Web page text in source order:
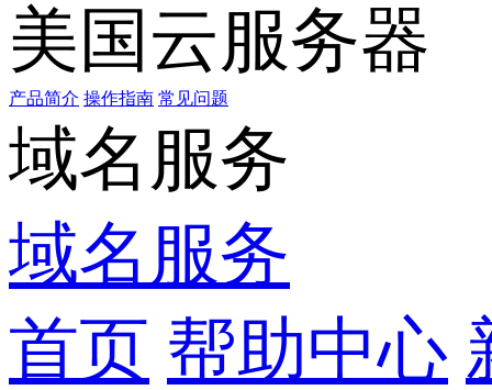
美国云服务器
产品简介 操作指南 常见问题
域名服务
域名服务
首页 帮助中心